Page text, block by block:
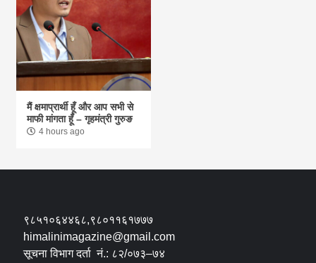
मैं क्षमाप्रार्थी हूँ और आप सभी से
माफी मांगता हूँ – गृहमंत्री गुरुङ
4 hours ago
९८५१०६४४६८,९८०११६१७७७
himalinimagazine@gmail.com
सूचना विभाग दर्ता नं.: ८२/०७३–७४